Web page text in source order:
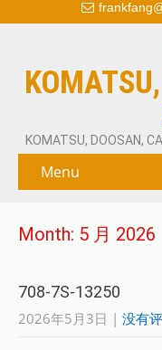
KOMATSU, DOOSAN,
Menu
Month: 5 月 2026
708-7S-13250
2026年5月3日 | 没有